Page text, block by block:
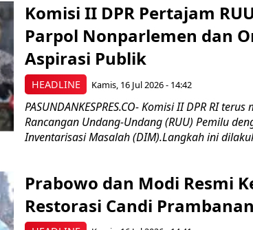
HEADLINE
Komisi II DPR Pertajam
Parpol Nonparlemen dan
Aspirasi Publik
Kamis, 16 Jul 2026 - 14:42
PASUNDANKESPRES.CO- Komisi II DPR RI
Rancangan Undang-Undang (RUU) Pemilu
Inventarisasi Masalah (DIM).Langkah ini
Prabowo dan Modi Resmi
Restorasi Candi Prambanan